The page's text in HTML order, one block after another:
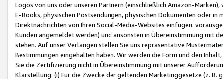
Logos von uns oder unseren Partnern (einschließlich Amazon-
E-Books, physischen Postsendungen, physischen Dokumenten oder in
Direktnachrichten von Ihren Social-Media-Websites einfügen.
Kunden angemeldet werden) und ansonsten in Übereinstimmung mit
stehen. Auf unser Verlangen stellen Sie uns repräsentative
Bestimmungen eingehalten haben. Wir werden die Form und den
Sie die Zertifizierung nicht in Übereinstimmung mit unserer
Klarstellung: (i) Für die Zwecke der geltenden Marketinggesetze (z. B.